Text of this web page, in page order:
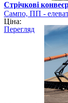
Стрічкові
Сампо, ПП -
Ціна:
Перегляд